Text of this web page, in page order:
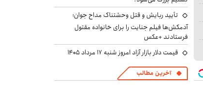
تأیید ربایش و قتل وحشتناک مداح جوان؛
آدمکش‌ها فیلم جنایت را برای خانواده مقتول
فرستادند +عکس
قیمت دلار بازار آزاد امروز شنبه ۱۷ مرداد ۱۴۰۵
آخرین مطالب